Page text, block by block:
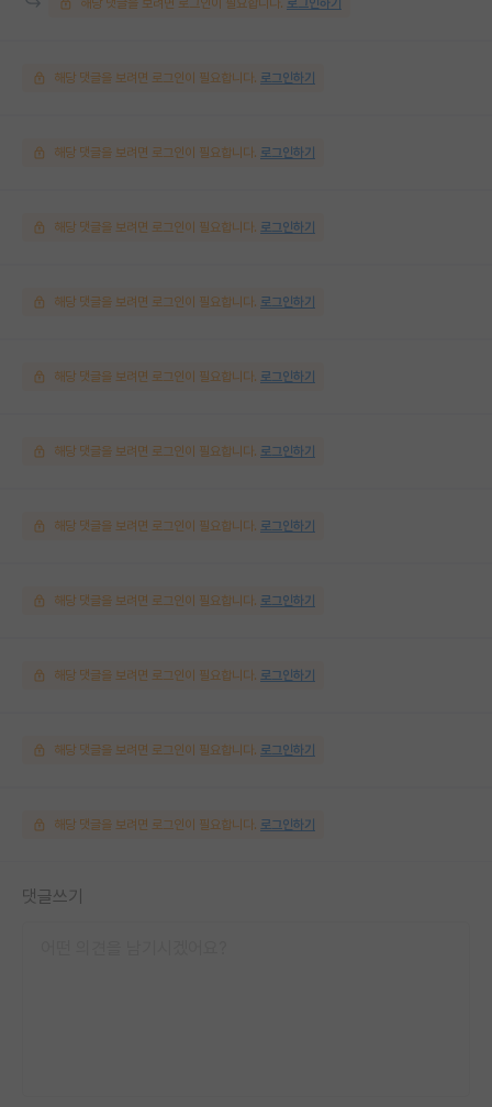
해당 댓글을 보려면 로그인이 필요합니다. 로그인하기
해당 댓글을 보려면 로그인이 필요합니다. 로그인하기
해당 댓글을 보려면 로그인이 필요합니다. 로그인하기
해당 댓글을 보려면 로그인이 필요합니다. 로그인하기
해당 댓글을 보려면 로그인이 필요합니다. 로그인하기
해당 댓글을 보려면 로그인이 필요합니다. 로그인하기
해당 댓글을 보려면 로그인이 필요합니다. 로그인하기
해당 댓글을 보려면 로그인이 필요합니다. 로그인하기
해당 댓글을 보려면 로그인이 필요합니다. 로그인하기
해당 댓글을 보려면 로그인이 필요합니다. 로그인하기
해당 댓글을 보려면 로그인이 필요합니다. 로그인하기
해당 댓글을 보려면 로그인이 필요합니다. 로그인하기
댓글쓰기